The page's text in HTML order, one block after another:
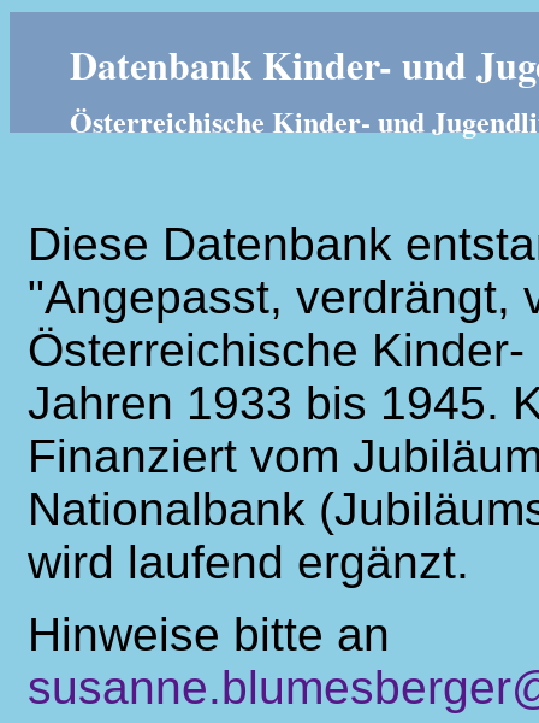
Datenbank Kinder- und
Österreichische Kinder- und
Diese Datenbank
"Angepasst, verdrängt,
Österreichische
Jahren 1933 bis 1945.
Finanziert vom
Nationalbank
wird laufend ergänzt.
Hinweise bitte an